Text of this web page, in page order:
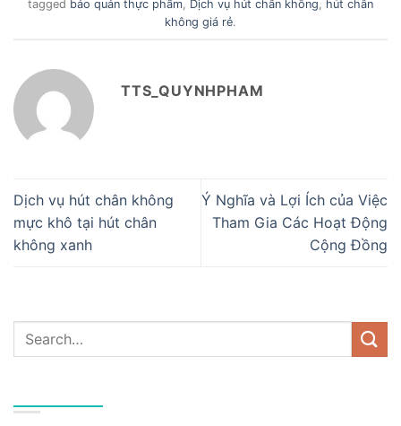
tagged bảo quản thực phẩm Dịch vụ hút chân không
hút chân
không giá rẻ.
TTS_QUYNHPHAM
Dịch vụ hút chân không
mực khô tại hút chân
không xanh
Ý Nghĩa và Lợi Ích của Việc
Tham Gia Các Hoạt Động
Cộng Đồng